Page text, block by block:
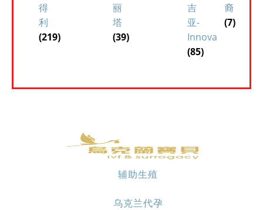
得
利
(219)
丽
塔
(39)
吉
亚-
Innova
(85)
裔
(7)
辅助生殖
乌克兰代孕